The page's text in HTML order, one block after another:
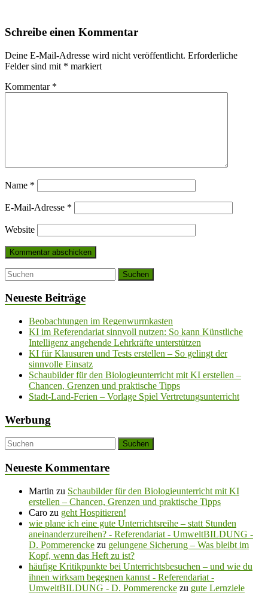
Schreibe einen Kommentar
Deine E-Mail-Adresse wird nicht veröffentlicht. Erforderliche
Felder sind mit * markiert
Kommentar *
Name *
E-Mail-Adresse *
Website
Neueste Beiträge
Beobachtungen im Regenwurmkasten
KI im Referendariat sinnvoll nutzen: So kann Künstliche
Intelligenz angehende Lehrkräfte unterstützen
KI für Klausuren und Tests erstellen – So gelingt der
sinnvolle Einsatz
Schaubilder für den Biologieunterricht mit KI erstellen –
Chancen, Grenzen und praktische Tipps
Stadt-Land-Ferien – Vorlage Spiel Vertretungsunterricht
Werbung
Neueste Kommentare
Martin zu Schaubilder für den Biologieunterricht mit KI
erstellen – Chancen, Grenzen und praktische Tipps
Caro zu geht Hospitieren!
wie plane ich eine gute Unterrichtsreihe – statt Stunden
aneinanderzureihen? - Referendariat - UmweltBILDUNG -
D. Pommerencke zu gelungene Sicherung – Was bleibt im
Kopf, wenn das Heft zu ist?
häufige Kritikpunkte bei Unterrichtsbesuchen – und wie du
ihnen wirksam begegnen kannst - Referendariat -
UmweltBILDUNG - D. Pommerencke zu gute Lernziele